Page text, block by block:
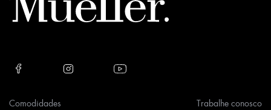
Comodidades Trabalhe conosco